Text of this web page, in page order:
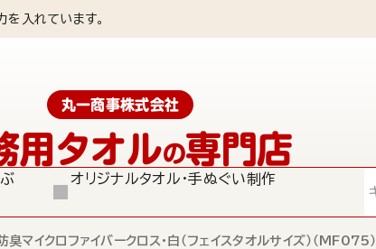
入れています。
丸一商事株式会社
用タオルの専門店
オリジナルタオル・手ぬぐい制作
臭マイクロファイバークロス・白（フェイスタオルサイズ）（MF075）